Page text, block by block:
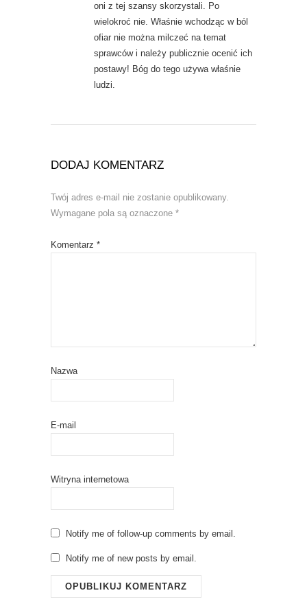
oni z tej szansy skorzystali. Po
wielokroć nie. Właśnie wchodząc w ból
ofiar nie można milczeć na temat
sprawców i należy publicznie ocenić ich
postawy! Bóg do tego używa właśnie
ludzi.
DODAJ KOMENTARZ
Twój adres e-mail nie zostanie opublikowany.
Wymagane pola są oznaczone *
Komentarz *
Nazwa
E-mail
Witryna internetowa
Notify me of follow-up comments by email.
Notify me of new posts by email.